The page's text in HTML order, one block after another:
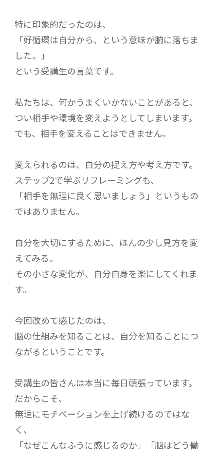
特に印象的だったのは、
「好循環は自分から、という意味が腑に落ちま
した。」
という受講生の言葉です。
私たちは、何かうまくいかないことがあると、
つい相手や環境を変えようとしてしまいます。
でも、相手を変えることはできません。
変えられるのは、自分の捉え方や考え方です。
ステップ2で学ぶリフレーミングも、
「相手を無理に良く思いましょう」というもの
ではありません。
自分を大切にするために、ほんの少し見方を変
えてみる。
その小さな変化が、自分自身を楽にしてくれま
す。
今回改めて感じたのは、
脳の仕組みを知ることは、自分を知ることにつ
ながるということです。
受講生の皆さんは本当に毎日頑張っています。
だからこそ、
無理にモチベーションを上げ続けるのではな
く、
「なぜこんなふうに感じるのか」「脳はどう働